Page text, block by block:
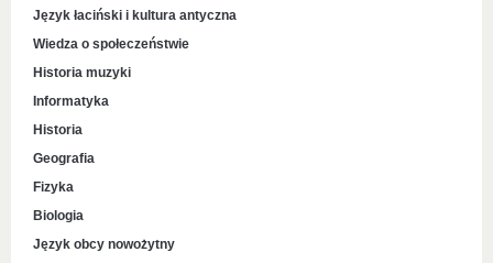
Język łaciński i kultura antyczna
Wiedza o społeczeństwie
Historia muzyki
Informatyka
Historia
Geografia
Fizyka
Biologia
Język obcy nowożytny